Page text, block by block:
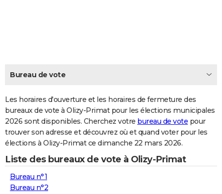
CARTE DE VOEUX
Dictionnaire
Biographies
Citations
Expressions
Proverbes
PROGRAMME TV
COPAINS D'AVANT
FORUM
Bricolage
Lifestyle
Culture
Sport
Auto
Television
Voyage
Cinema
Bureau de vote
Les horaires d'ouverture et les horaires de fermeture des
bureaux de vote à Olizy-Primat pour les élections municipales
2026 sont disponibles. Cherchez votre bureau de vote pour
trouver son adresse et découvrez où et quand voter pour les
élections à Olizy-Primat ce dimanche 22 mars 2026.
Liste des bureaux de vote à Olizy-Primat
Bureau n°1
Bureau n°2